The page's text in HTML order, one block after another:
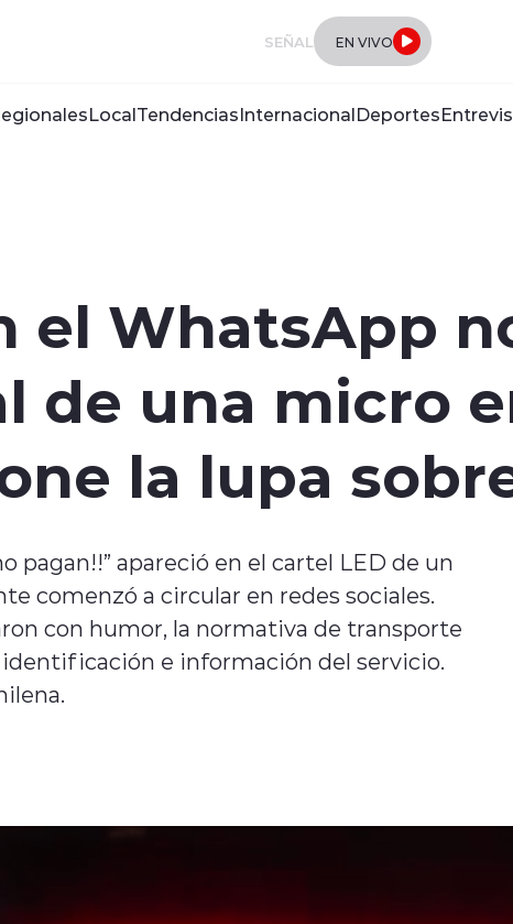
SEÑAL EN VIVO
LocalTendenciasInternacionalDeportes
el WhatsApp
de una micro
la lupa
pagan!!” apareció en el cartel LED de un
comenzó a circular en redes sociales.
con humor, la normativa de transporte
e información del servicio.